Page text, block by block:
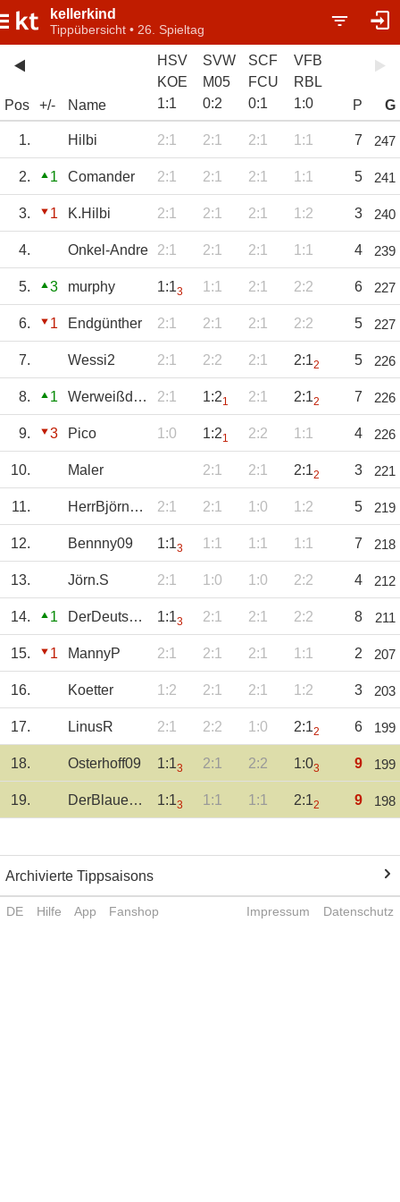
kellerkind
Tippübersicht • 26. Spieltag
Pos +/- Name
HSV
KOE
1:1
SVW
M05
0:2
SCF
FCU
0:1
VFB
RBL
1:0 P G
1. Hilbi 2:1 2:1 2:1 1:1 7 247
2. 1 Comander 2:1 2:1 2:1 1:1 5 241
3. 1 K.Hilbi 2:1 2:1 2:1 1:2 3 240
4. Onkel-Andre 2:1 2:1 2:1 1:1 4 239
5. 3 murphy 1:13 1:1 2:1 2:2 6 227
6. 1 Endgünther 2:1 2:1 2:1 2:2 5 227
7. Wessi2 2:1 2:2 2:1 2:12 5 226
8. 1 Werweißdasschon 2:1 1:21 2:1 2:12 7 226
9. 3 Pico 1:0 1:21 2:2 1:1 4 226
10. Maler 2:1 2:1 2:12 3 221
11. HerrBjörnsen 2:1 2:1 1:0 1:2 5 219
12. Bennny09 1:13 1:1 1:1 1:1 7 218
13. Jörn.S 2:1 1:0 1:0 2:2 4 212
14. 1 DerDeutsche 1:13 2:1 2:1 2:2 8 211
15. 1 MannyP 2:1 2:1 2:1 1:1 2 207
16. Koetter 1:2 2:1 2:1 1:2 3 203
17. LinusR 2:1 2:2 1:0 2:12 6 199
18. Osterhoff09 1:13 2:1 2:2 1:03 9 199
19. DerBlauePeter 1:13 1:1 1:1 2:12 9 198
Archivierte Tippsaisons
DE Hilfe App Fanshop Impressum Datenschutz